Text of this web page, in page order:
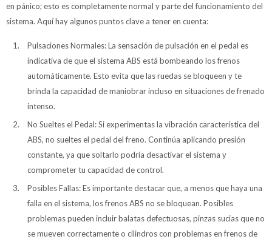
en pánico; esto es completamente normal y parte del funcionamiento del
sistema. Aquí hay algunos puntos clave a tener en cuenta:
Pulsaciones Normales: La sensación de pulsación en el pedal es
indicativa de que el sistema ABS está bombeando los frenos
automáticamente. Esto evita que las ruedas se bloqueen y te
brinda la capacidad de maniobrar incluso en situaciones de frenado
intenso.
No Sueltes el Pedal: Si experimentas la vibración característica del
ABS, no sueltes el pedal del freno. Continúa aplicando presión
constante, ya que soltarlo podría desactivar el sistema y
comprometer tu capacidad de control.
Posibles Fallas: Es importante destacar que, a menos que haya una
falla en el sistema, los frenos ABS no se bloquean. Posibles
problemas pueden incluir balatas defectuosas, pinzas sucias que no
se mueven correctamente o cilindros con problemas en frenos de